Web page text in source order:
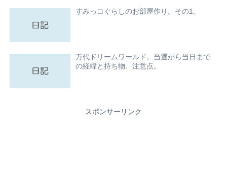
すみっコぐらしのお部屋作り。その1。
万代ドリームワールド。当選から当日まで
の経緯と持ち物、注意点。
スポンサーリンク